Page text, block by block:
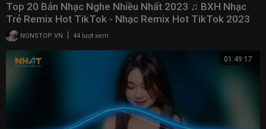
Top 20 Bản Nhạc Nghe Nhiều Nhất 2023 ♫ BXH Nhạc
Trẻ Remix Hot TikTok - Nhạc Remix Hot TikTok 2023
NONSTOP VN 44 lượt xem
01:49:17